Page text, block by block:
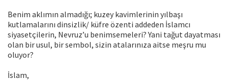
Benim aklımın almadığı; kuzey kavimlerinin yılbaşı
kutlamalarını dinsizlik/ küfre özenti addeden İslamcı
siyasetçilerin, Nevruz’u benimsemeleri? Yani tağut dayatması
olan bir usul, bir sembol, sizin atalarınıza aitse meşru mu
oluyor?
İslam,